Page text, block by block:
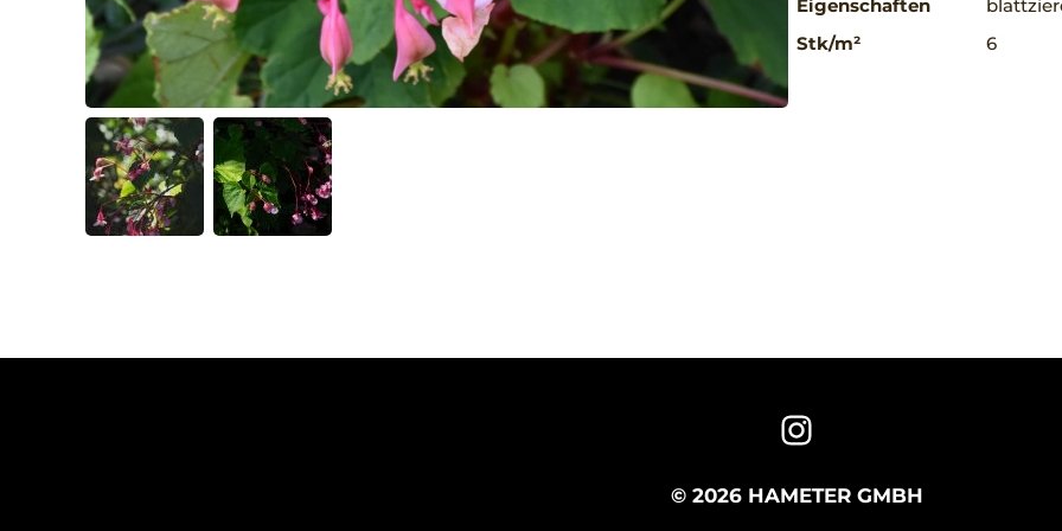
Eigenschaften
Stk/m²
6
© 2026 HAMETER GMBH